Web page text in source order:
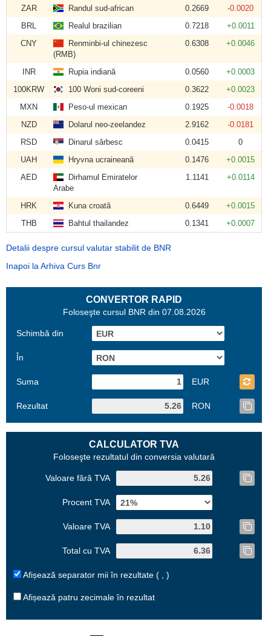
ZAR
Randul sud-african 0.2669
-0.0020
BRL
Realul brazilian 0.7218
+0.0011
CNY
Renminbi-ul chinezesc
(RMB)
0.6308 +0.0046
INR Rupia indiană 0.0560
+0.0003
100KRW
100 Woni sud-coreeni 0.3622
+0.0023
MXN
Peso-ul mexican 0.1925
-0.0018
NZD
Dolarul neo-zeelandez 2.9162
-0.0181
RSD
Dinarul sârbesc 0.0415
0
UAH
Hryvna ucraineană 0.1476
+0.0015
AED
Dirhamul Emiratelor
Arabe
1.1141 +0.0114
HRK Kuna croată 0.6449
+0.0015
THB
Bahtul thailandez 0.1341 +0.0007
Detalii despre cursul valutar stabilit de BNR
Inapoi la Arhiva Curs Bnr
CONVERTOR RAPID
Foloseşte cursul BNR din 07.08.2026
Schimbă din
În
Suma EUR
Rezultat RON
CALCULATOR TVA
Foloseşte rezultatul din conversia valutară
Valoare fără TVA
Procent TVA
Valoare TVA
Total cu TVA
Afișează separator mii în rezultate ( , )
Afișează patru zecimale în rezultat